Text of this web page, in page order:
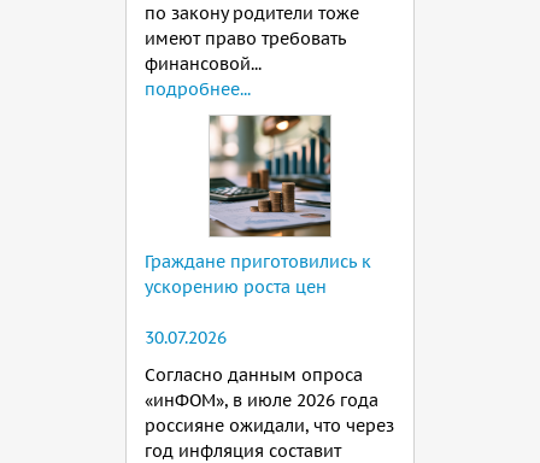
по закону родители тоже
имеют право требовать
финансовой...
подробнее...
Граждане приготовились к
ускорению роста цен
30.07.2026
Согласно данным опроса
«инФОМ», в июле 2026 года
россияне ожидали, что через
год инфляция составит